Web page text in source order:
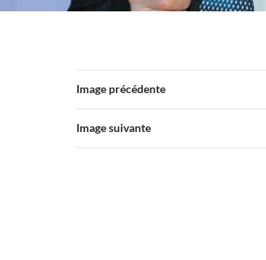
Image précédente
Image suivante